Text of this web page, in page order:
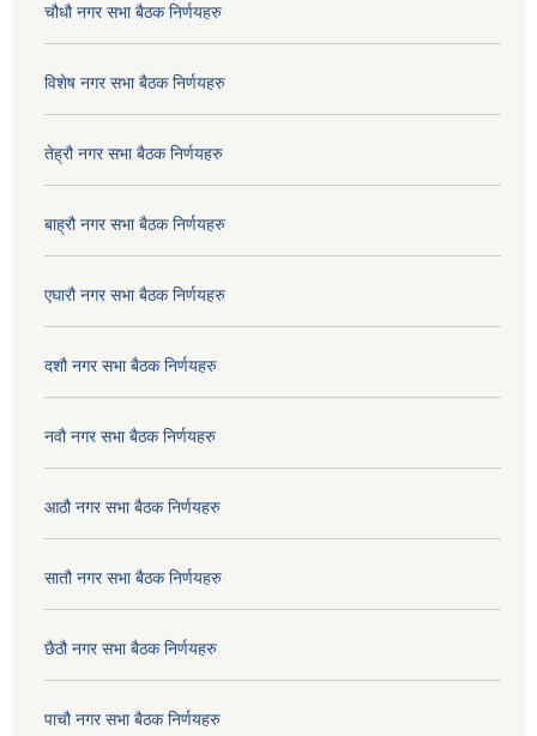
चौधौ नगर सभा बैठक निर्णयहरु
विशेष नगर सभा बैठक निर्णयहरु
तेह्रौ नगर सभा बैठक निर्णयहरु
बाह्रौ नगर सभा बैठक निर्णयहरु
एघारौ नगर सभा बैठक निर्णयहरु
दशौ नगर सभा बैठक निर्णयहरु
नवौ नगर सभा बैठक निर्णयहरु
आठौ नगर सभा बैठक निर्णयहरु
सातौ नगर सभा बैठक निर्णयहरु
छैठौ नगर सभा बैठक निर्णयहरु
पाचौ नगर सभा बैठक निर्णयहरु